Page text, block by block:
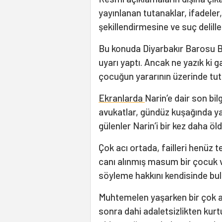
yayınlanan tutanaklar,
şekillendirmesine ve suç
Bu konuda Diyarbakır Barosu
uyarı yaptı. Ancak ne yazık
çocuğun yararının üzerinde
Ekranlarda Narin’e dair son
avukatlar, gündüz kuşağında
gülenler Narin’i bir kez daha
Çok acı ortada, failleri henüz
canı alınmış masum bir
söyleme hakkını kendisinde
Muhtemelen yaşarken bir çok
sonra dahi adaletsizlikten